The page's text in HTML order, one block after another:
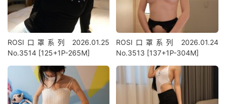
ROSI口罩系列 2026.01.25
No.3514 [125+1P-265M]
ROSI口罩系列 2026.01.24
No.3513 [137+1P-304M]